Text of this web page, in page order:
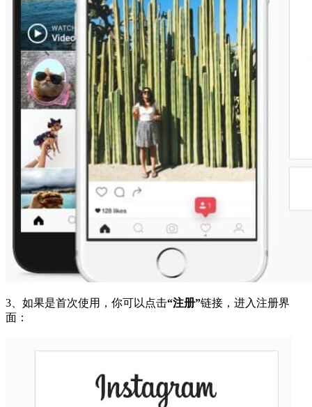
3、如果是首次使用，你可以点击“注册”链接，进入注册界
面：